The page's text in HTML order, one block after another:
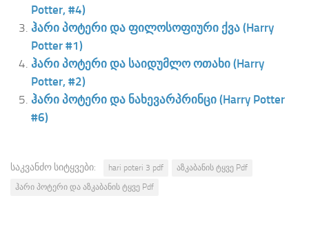
Potter, #4)
ჰარი პოტერი და ფილოსოფიური ქვა (Harry
Potter #1)
ჰარი პოტერი და საიდუმლო ოთახი (Harry
Potter, #2)
ჰარი პოტერი და ნახევარპრინცი (Harry Potter
#6)
საკვანძო სიტყვები: hari poteri 3 pdf
აზკაბანის ტყვე Pdf
ჰარი პოტერი და აზკაბანის ტყვე Pdf